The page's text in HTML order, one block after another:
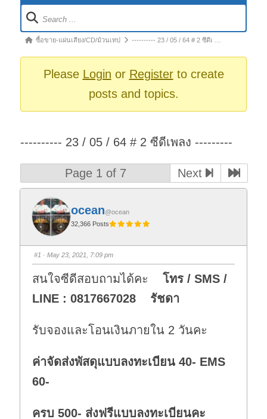
Forum
Navigation
Forumซื้อขาย-แผ่นเสียง/CD/ม้วนเทป ---------- 23 / 05 / 64 # 2 ซีดีเ …
Please Login or Registerto create
posts and topics.
---------- 23 / 05 / 64 # 2 ซีดีเพลง ---------
Page 1 of 7 Next
ocean@ocean
32,366 Posts
#1 · May 23, 2021, 7:09 pm
สนใจซีดีสอบถามได้คะ
โทร / SMS /
LINE : 0817667028 รัชดา
รับจองและโอนเงินภายใน 2 วันคะ
ค่าจัดส่งพัสดุแบบลงทะเบียน 40- EMS
60-
ครบ 500- ส่งฟรีแบบลงทะเบียนคะ